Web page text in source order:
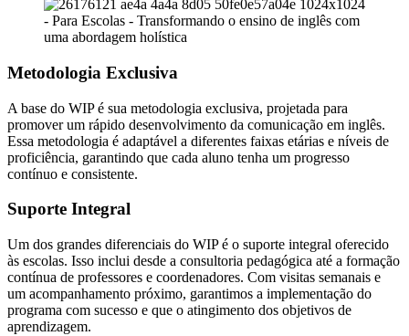
Metodologia Exclusiva
A base do WIP é sua metodologia exclusiva, projetada para
promover um rápido desenvolvimento da comunicação em inglês.
Essa metodologia é adaptável a diferentes faixas etárias e níveis de
proficiência, garantindo que cada aluno tenha um progresso
contínuo e consistente.
Suporte Integral
Um dos grandes diferenciais do WIP é o suporte integral oferecido
às escolas. Isso inclui desde a consultoria pedagógica até a formação
contínua de professores e coordenadores. Com visitas semanais e
um acompanhamento próximo, garantimos a implementação do
programa com sucesso e que o atingimento dos objetivos de
aprendizagem.